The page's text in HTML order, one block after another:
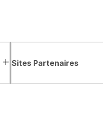
Sites Partenaires